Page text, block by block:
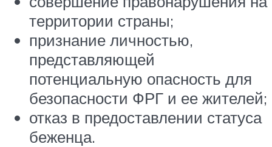
территории страны;
признание личностью,
представляющей
потенциальную опасность для
безопасности ФРГ и ее жителей;
отказ в предоставлении статуса
беженца.